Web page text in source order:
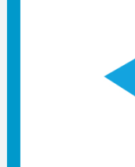
yeterlilik